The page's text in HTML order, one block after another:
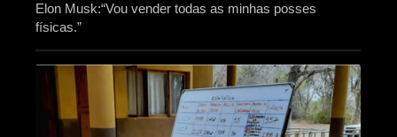
Elon Musk:“Vou vender todas as minhas posses
físicas.”